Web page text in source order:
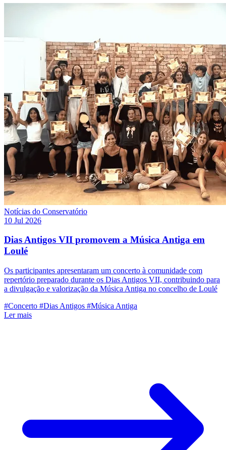
Notícias do Conservatório
10 Jul 2026
Dias Antigos VII promovem a Música Antiga em
Loulé
Os participantes apresentaram um concerto à comunidade com
repertório preparado durante os Dias Antigos VII, contribuindo para
a divulgação e valorização da Música Antiga no concelho de Loulé
#Concerto #Dias Antigos #Música Antiga
Ler mais